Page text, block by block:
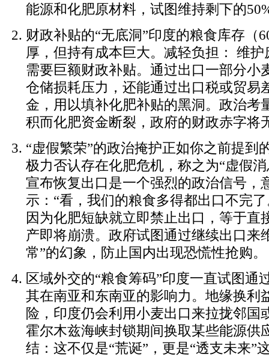
能源和化肥原材料，试图维持剩下的
财政补贴的“无底洞”印度的粮食库存（
厚，但持有成本巨大。减轻负担：
维护
需要巨额财政补贴。通过出口一部分小
仓储损耗压力，还能通过出口税或贸易
金，用以填补化肥补贴的黑洞。政治考
积而化肥资金断裂，政府的财政赤字将
“虚假繁荣”的政治掩护正如你之前提到
极力否认存在化肥危机，称之为“虚假
宣布恢复出口是一个强烈的政治信号，
示：“看，我们的粮食多得都出口不完
因为化肥短缺就立即禁止出口，等于直
产即将崩溃。政府试图通过继续出口来
常”的幻象，防止国内出现恐慌性抢购。
区域外交的“粮食筹码”印度一直试图通
其在南亚和东南亚的影响力。地缘换利
险，印度仍会利用小麦出口来拉拢邻国
霍尔木兹海峡封锁期间换取某些能源供
结：这不仅是“荒诞”，更是“透支未来”